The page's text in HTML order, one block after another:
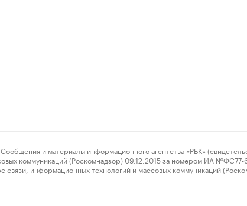
и материалы информационного агентства «РБК»
коммуникаций (Роскомнадзор) 09.12.2015 за номером ИА №ФС77-
информационных технологий и массовых коммуникаций